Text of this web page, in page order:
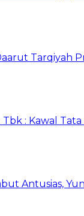
Tarqiyah
: Kawal
Antusias,